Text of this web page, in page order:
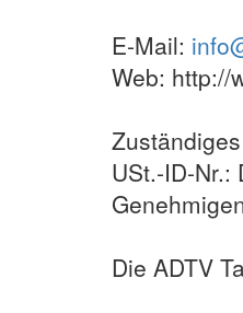
E-Mail:
Web: http://
USt.-ID-Nr.:
Die ADTV